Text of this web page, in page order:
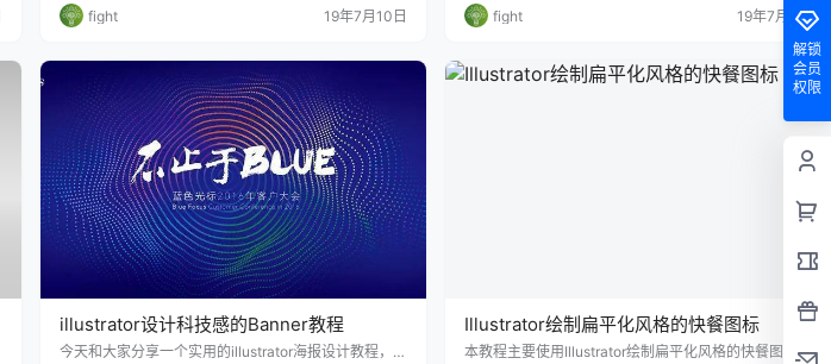
fight 19年7月10日 fight 19年7月6日
illustrator设计科技感的Banner教程
今天和大家分享一个实用的illustrator海报设计教程，主
Illustrator绘制扁平化风格的快餐图标
本教程主要使用Illustrator绘制扁平化风格的快餐图标教
解锁
会员
权限